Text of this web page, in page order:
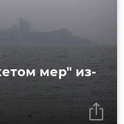
мер" из-